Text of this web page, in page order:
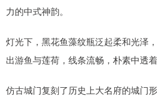
力的中式神韵。
灯光下，黑花鱼藻纹瓶泛起柔和光泽
出游鱼与莲荷，线条流畅，朴素中透着
仿古城门复刻了历史上大名府的城门